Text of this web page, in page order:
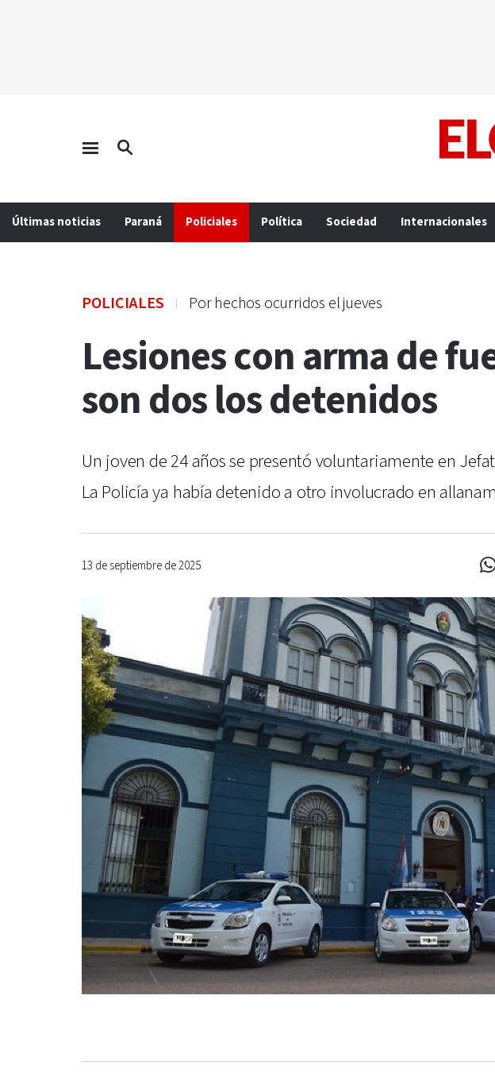
Últimas noticias Paraná Policiales Política Sociedad Internacionales
POLICIALES Por hechos ocurridos el jueves
Lesiones con arma de
son dos los detenidos
Un joven de 24 años se presentó voluntariamente en
La Policía ya había detenido a otro involucrado en
13 de septiembre de 2025